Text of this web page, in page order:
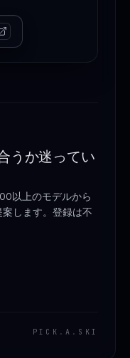
うか迷ってい
以上のモデルから
します。登録は不
PICK . A . SKI